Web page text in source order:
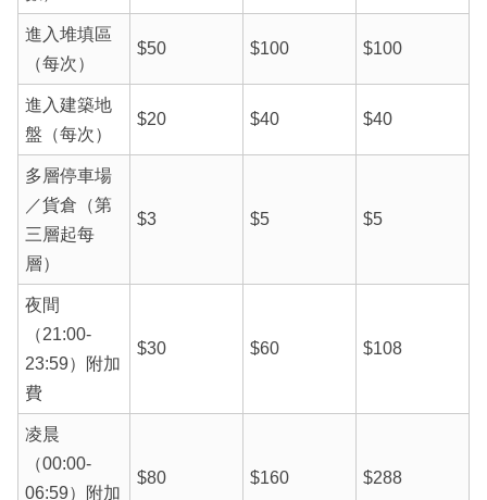
進入堆填區
（每次）
$50 $100 $100
進入建築地
盤（每次）
$20 $40 $40
多層停車場
／貨倉（第
三層起每
層）
$3 $5 $5
夜間
（21:00-
23:59）附加
費
$30 $60 $108
凌晨
（00:00-
06:59）附加
$80 $160 $288